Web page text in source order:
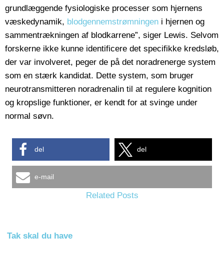
grundlæggende fysiologiske processer som hjernens
væskedynamik, blodgennemstrømningen i hjernen og
sammentrækningen af blodkarrene”, siger Lewis. Selvom
forskerne ikke kunne identificere det specifikke kredsløb,
der var involveret, peger de på det noradrenerge system
som en stærk kandidat. Dette system, som bruger
neurotransmitteren noradrenalin til at regulere kognition
og kropslige funktioner, er kendt for at svinge under
normal søvn.
del del
e-mail
Related Posts
Tak skal du have